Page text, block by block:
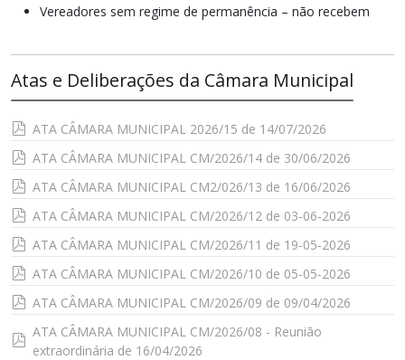
Vereadores sem regime de permanência – não recebem
Atas e Deliberações da Câmara Municipal
pdf
ATA CÂMARA MUNICIPAL 2026/15 de 14/07/2026
pdf
ATA CÂMARA MUNICIPAL CM/2026/14 de 30/06/2026
pdf
ATA CÂMARA MUNICIPAL CM2/026/13 de 16/06/2026
pdf
ATA CÂMARA MUNICIPAL CM/2026/12 de 03-06-2026
pdf
ATA CÂMARA MUNICIPAL CM/2026/11 de 19-05-2026
pdf
ATA CÂMARA MUNICIPAL CM/2026/10 de 05-05-2026
pdf
ATA CÂMARA MUNICIPAL CM/2026/09 de 09/04/2026
pdf
ATA CÂMARA MUNICIPAL CM/2026/08 - Reunião
extraordinária de 16/04/2026